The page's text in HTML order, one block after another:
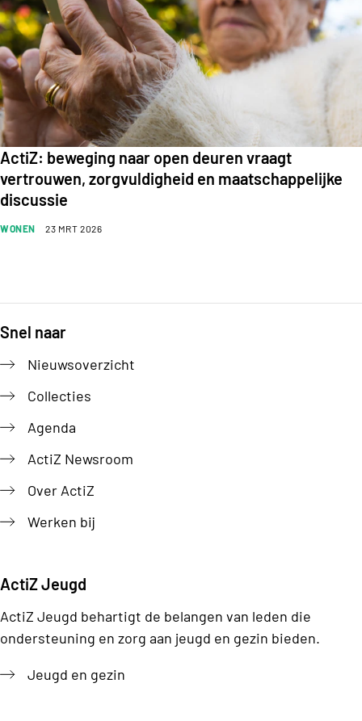
WONEN 23 MRT 2026
ActiZ: beweging naar open deuren vraagt
vertrouwen, zorgvuldigheid en maatschappelijke
discussie
Snel naar
Nieuwsoverzicht
Collecties
Agenda
ActiZ Newsroom
Over ActiZ
Werken bij
ActiZ Jeugd
ActiZ Jeugd behartigt de belangen van leden die
ondersteuning en zorg aan jeugd en gezin bieden.
Jeugd en gezin